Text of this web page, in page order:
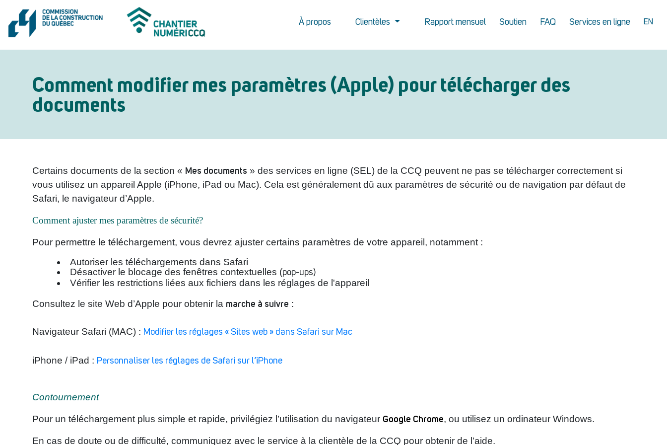
À propos Clientèles Rapport mensuel Soutien FAQ Services en ligne EN
Comment modifier mes paramètres (Apple) pour télécharger des
documents
Certains documents de la section « Mes documents » des services en ligne (SEL) de la CCQ peuvent ne pas se télécharger correctement si
vous utilisez un appareil Apple (iPhone, iPad ou Mac). Cela est généralement dû aux paramètres de sécurité ou de navigation par défaut de
Safari, le navigateur d’Apple.
Comment ajuster mes paramètres de sécurité?
Pour permettre le téléchargement, vous devrez ajuster certains paramètres de votre appareil, notamment :
Autoriser les téléchargements dans Safari
Désactiver le blocage des fenêtres contextuelles (pop-ups)
Vérifier les restrictions liées aux fichiers dans les réglages de l'appareil
Consultez le site Web d’Apple pour obtenir la marche à suivre :
Navigateur Safari (MAC) : Modifier les réglages « Sites web » dans Safari sur Mac
iPhone / iPad : Personnaliser les réglages de Safari sur l’iPhone
Contournement
Pour un téléchargement plus simple et rapide, privilégiez l’utilisation du navigateur Google Chrome, ou utilisez un ordinateur Windows.
En cas de doute ou de difficulté, communiquez avec le service à la clientèle de la CCQ pour obtenir de l’aide.